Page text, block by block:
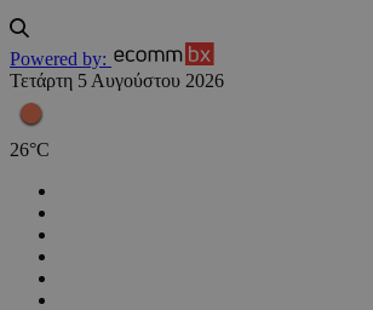
Powered by:
Τετάρτη 5 Αυγούστου 2026
26°C